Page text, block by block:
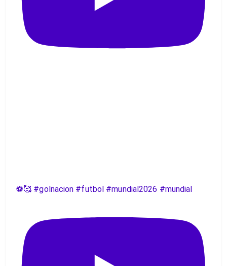
⚽️🥰 #golnacion #futbol #mundial2026 #mundial